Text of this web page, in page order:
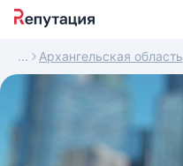
Архангельская область